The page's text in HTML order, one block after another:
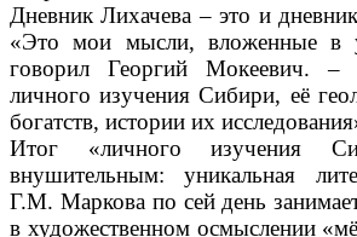
Дневник Лихачева – это и
«Это мои мысли, вложенные в
говорил Георгий Мокеевич. –
личного изучения Сибири, её
богатств, истории их
Итог «личного изучения
внушительным: уникальная
Г.М. Маркова по сей день
в художественном осмыслении